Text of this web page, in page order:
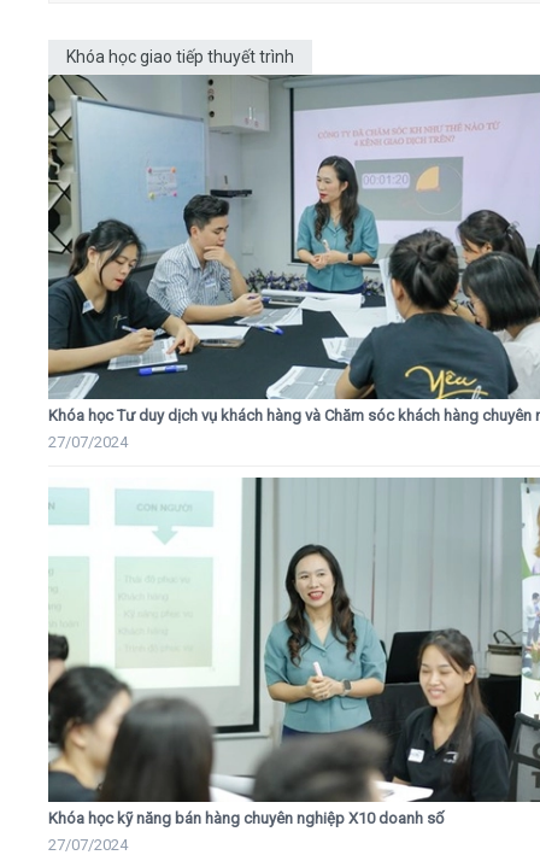
Khóa học giao tiếp thuyết trình
Khóa học Tư duy dịch vụ khách hàng và Chăm sóc khách hàng chuyên
27/07/2024
Khóa học kỹ năng bán hàng chuyên nghiệp X10 doanh số
27/07/2024